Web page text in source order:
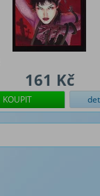
161 Kč
KOUPIT